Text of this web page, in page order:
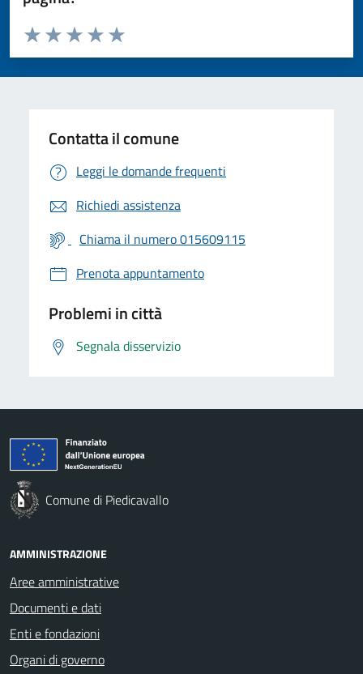
Valuta da 1 a 5 stelle la pagina
Valuta 5 stelle su 5
Valuta 4 stelle su 5
Valuta 3 stelle su 5
Valuta 2 stelle su 5
Valuta 1 stelle su 5
Contatta il comune
Leggi le domande frequenti
Richiedi assistenza
Chiama il numero 015609115
Prenota appuntamento
Problemi in città
Segnala disservizio
Comune di Piedicavallo
AMMINISTRAZIONE
Aree amministrative
Documenti e dati
Enti e fondazioni
Organi di governo